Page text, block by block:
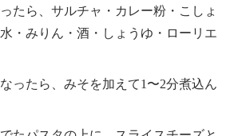
たら、サルチャ・カレー粉・こしょ
・みりん・酒・しょうゆ・ローリエ
ったら、みそを加えて1〜2分煮込ん